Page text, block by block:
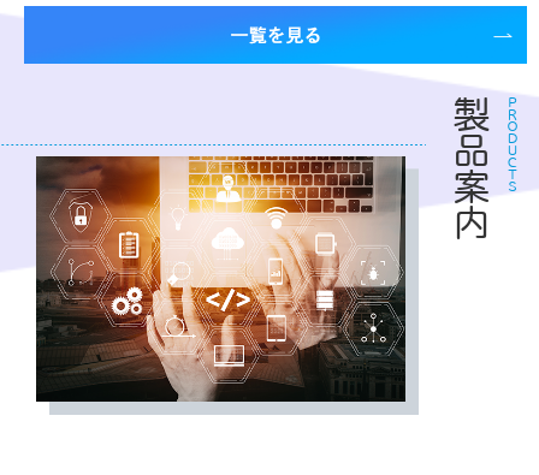
ＰＲＯＤＵＣＴＳ
製品案内